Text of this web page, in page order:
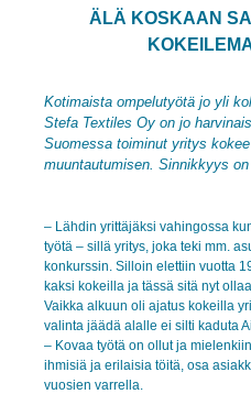
ÄLÄ KOSKAAN
Kotimaista ompelutyötä jo yli
Stefa Textiles Oy on jo
Suomessa toiminut yritys
muuntautumisen. Sinnikkyys
– Lähdin yrittäjäksi vahingossa
työtä – sillä yritys, joka teki mm.
konkurssin. Silloin elettiin vuotta
kaksi kokeilla ja tässä sitä nyt
Vaikka alkuun oli ajatus kokeilla
valinta jäädä alalle ei silti kaduta
– Kovaa työtä on ollut ja
ihmisiä ja erilaisia töitä, osa
vuosien varrella.